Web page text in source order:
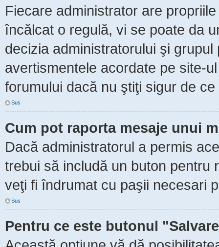
Fiecare administrator are
încălcat o regulă, vi se poate da
decizia administratorului şi
avertismentele acordate pe site-
forumului dacă nu ştiţi sigur de
Sus
Cum pot raporta mesaje unui
Dacă administratorul a permis
trebui să includă un buton pentru
veţi fi îndrumat cu paşii necesari
Sus
Pentru ce este butonul